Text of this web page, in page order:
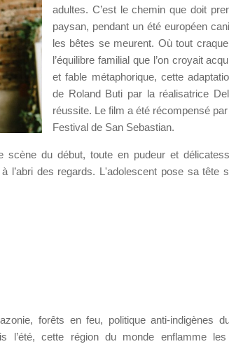
adultes. C’est le chemin que doit
paysan, pendant un été européen
les bêtes se meurent. Où tout
l’équilibre familial que l’on croyait
et fable métaphorique, cette
de Roland Buti par la réalisatrice
réussite. Le film a été récompensé
Festival de San Sebastian.
scène du début, toute en pudeur et
l’abri des regards. L'adolescent pose sa tête
forêts en feu, politique anti-indigènes
l’été, cette région du monde enflamme